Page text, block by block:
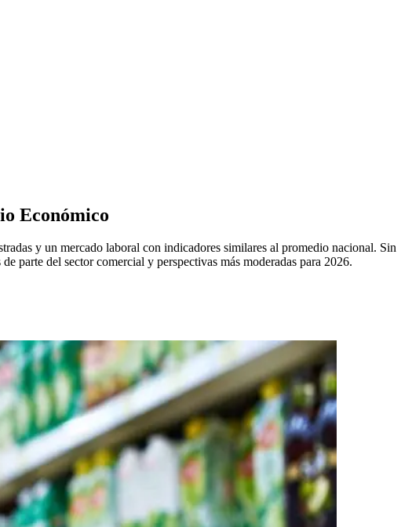
Económico
y un mercado laboral con indicadores similares al promedio nacional. Sin
parte del sector comercial y perspectivas más moderadas para 2026.